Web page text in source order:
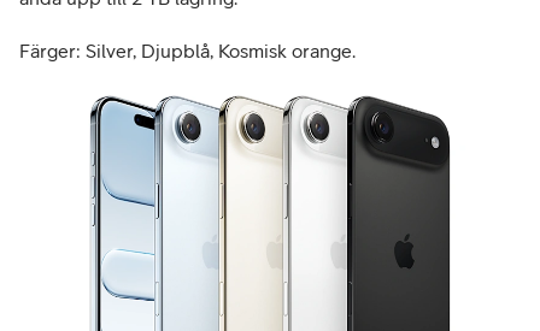
Färger: Silver, Djupblå, Kosmisk orange.